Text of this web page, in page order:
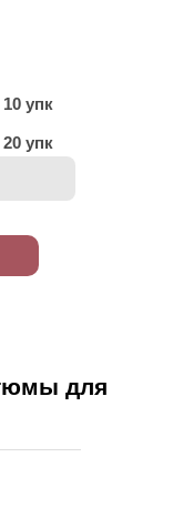
10 упк
20 упк
для